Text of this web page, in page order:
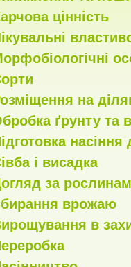
цінність
на
ґрунту та
насіння
і висадка
за
врожаю
в